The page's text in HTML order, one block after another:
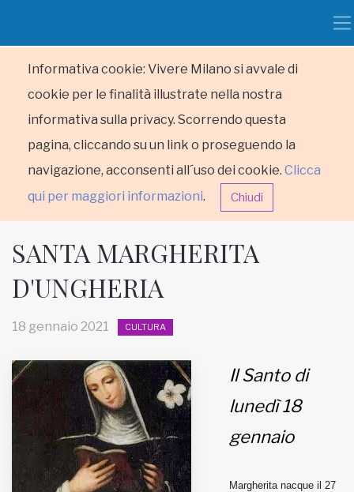
Informativa cookie: Vivere Milano si avvale di
cookie per le finalità illustrate nella nostra
informativa sulla privacy. Scorrendo questa
pagina, cliccando su un link o proseguendo la
navigazione, acconsenti all´uso dei cookie. Clicca
qui per maggiori informazioni. Chiudi
HOME
Inviateci le vostre segnalazioni
Iscriviti alla newsletter
SANTA MARGHERITA
D'UNGHERIA
18 gennaio 2021 CULTURA
Il Santo di
lunedì 18
gennaio
Margherita nacque il 27